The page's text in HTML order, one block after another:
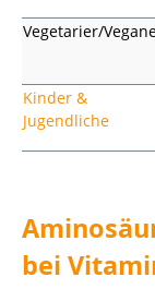
Vegetarier/
Kinder &
Jugendliche
bei